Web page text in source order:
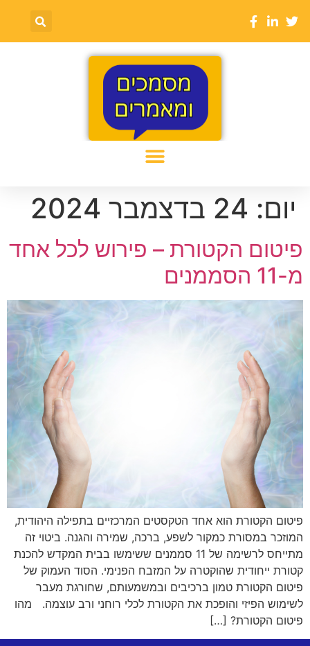
יום: 24 בדצמבר 2024
פיטום הקטורת – פירוש לכל אחד
מ-11 הסממנים
פיטום הקטורת הוא אחד הטקסטים המרכזיים בתפילה היהודית,
המוזכר במסורת כמקור לשפע, ברכה, שמירה והגנה. ביטוי זה
מתייחס לרשימה של 11 סממנים ששימשו בבית המקדש להכנת
קטורת ייחודית שהוקטרה על המזבח הפנימי. הסוד העמוק של
פיטום הקטורת טמון ברכיבים ובמשמעותם, שחורגת מעבר
לשימוש הפיזי והופכת את הקטורת לכלי רוחני ורב עוצמה. מהו
פיטום הקטורת? […]